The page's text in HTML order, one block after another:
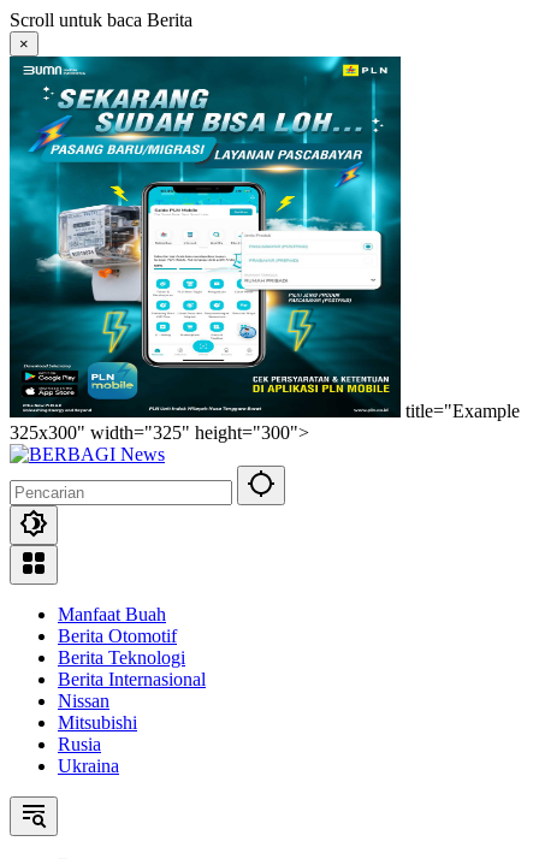
Langsung
ke
konten
Scroll untuk baca Berita
×
title="Example
325x300" width="325" height="300">
Manfaat Buah
Berita Otomotif
Berita Teknologi
Berita Internasional
Nissan
Mitsubishi
Rusia
Ukraina